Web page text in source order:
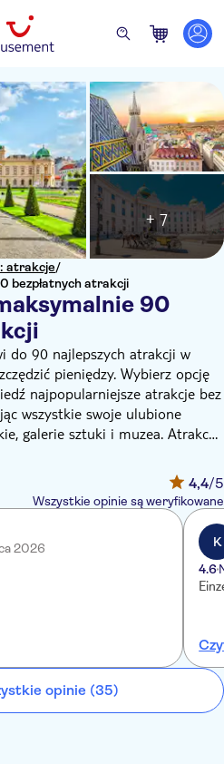
atrakcje/
bezpłatnych atrakcji
90
+ 7
do 90 najlepszych atrakcji w
pieniędzy. Wybierz opcję
najpopularniejsze atrakcje bez
wszystkie swoje ulubione
galerie sztuki i muzea. Atrakcje
z absolutnych atrakcji
nad Dunajem, takie jak Pałac
Reality,Pałac Hofburg, Wielki
Szkoła Jazdy, słynne
Museum (Muzeum Historii
Muzeum Johanna Straussa -
Gerstner K. u. K.
4,4/5
Wszystkie opinie są weryfikowane
2026
K
4.6
opinie (35)